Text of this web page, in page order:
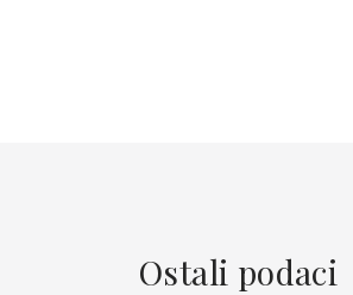
Ostali podaci